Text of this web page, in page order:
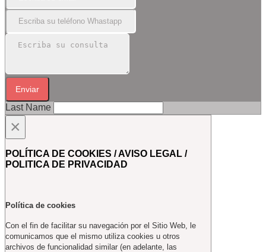
Enviar
Last Name
×
POLÍTICA DE COOKIES / AVISO LEGAL /
POLITICA DE PRIVACIDAD
Política de cookies
Con el fin de facilitar su navegación por el Sitio Web, le
comunicamos que el mismo utiliza cookies u otros
archivos de funcionalidad similar (en adelante, las